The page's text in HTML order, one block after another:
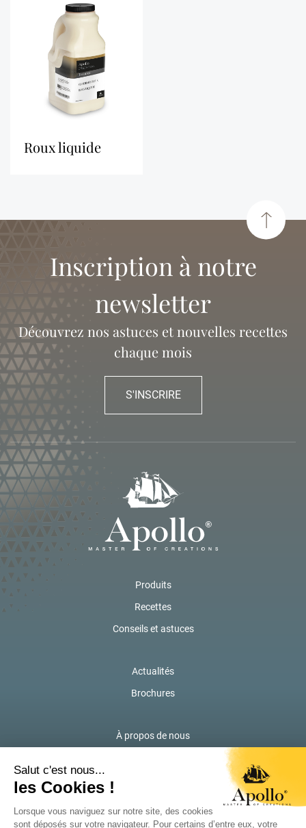
roux liquide
Inscription à notre
newsletter
Découvrez nos astuces et nouvelles recettes
chaque mois
S'INSCRIRE
Produits
Recettes
Conseils et astuces
Actualités
Brochures
À propos de nous